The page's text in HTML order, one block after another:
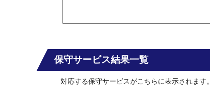
保守サービス結果一覧
対応する保守サービスがこちらに表示されます。